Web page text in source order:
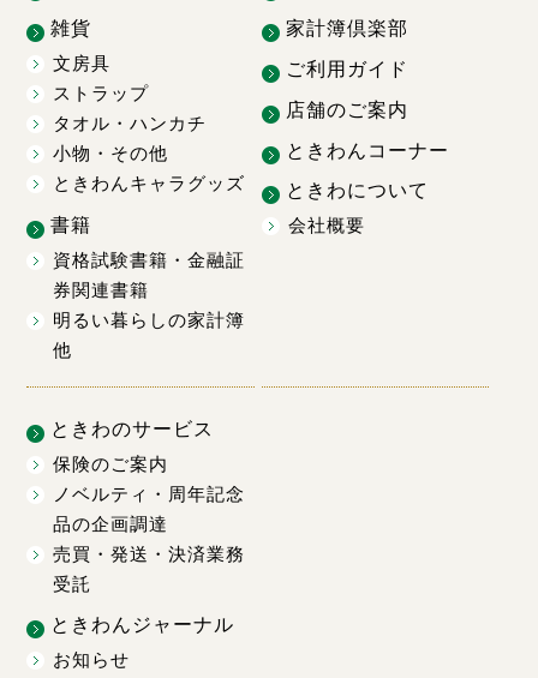
雑貨
文房具
ストラップ
タオル・ハンカチ
小物・その他
ときわんキャラグッズ
書籍
資格試験書籍・金融証
券関連書籍
明るい暮らしの家計簿
他
家計簿倶楽部
ご利用ガイド
店舗のご案内
ときわんコーナー
ときわについて
会社概要
ときわのサービス
保険のご案内
ノベルティ・周年記念
品の企画調達
売買・発送・決済業務
受託
ときわんジャーナル
お知らせ